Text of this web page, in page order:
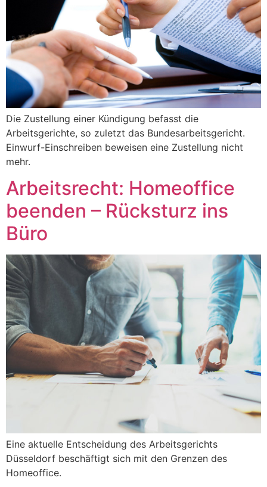
Die Zustellung einer Kündigung befasst die
Arbeitsgerichte, so zuletzt das Bundesarbeitsgericht.
Einwurf-Einschreiben beweisen eine Zustellung nicht
mehr.
Arbeitsrecht: Homeoffice
beenden – Rücksturz ins
Büro
Eine aktuelle Entscheidung des Arbeitsgerichts
Düsseldorf beschäftigt sich mit den Grenzen des
Homeoffice.